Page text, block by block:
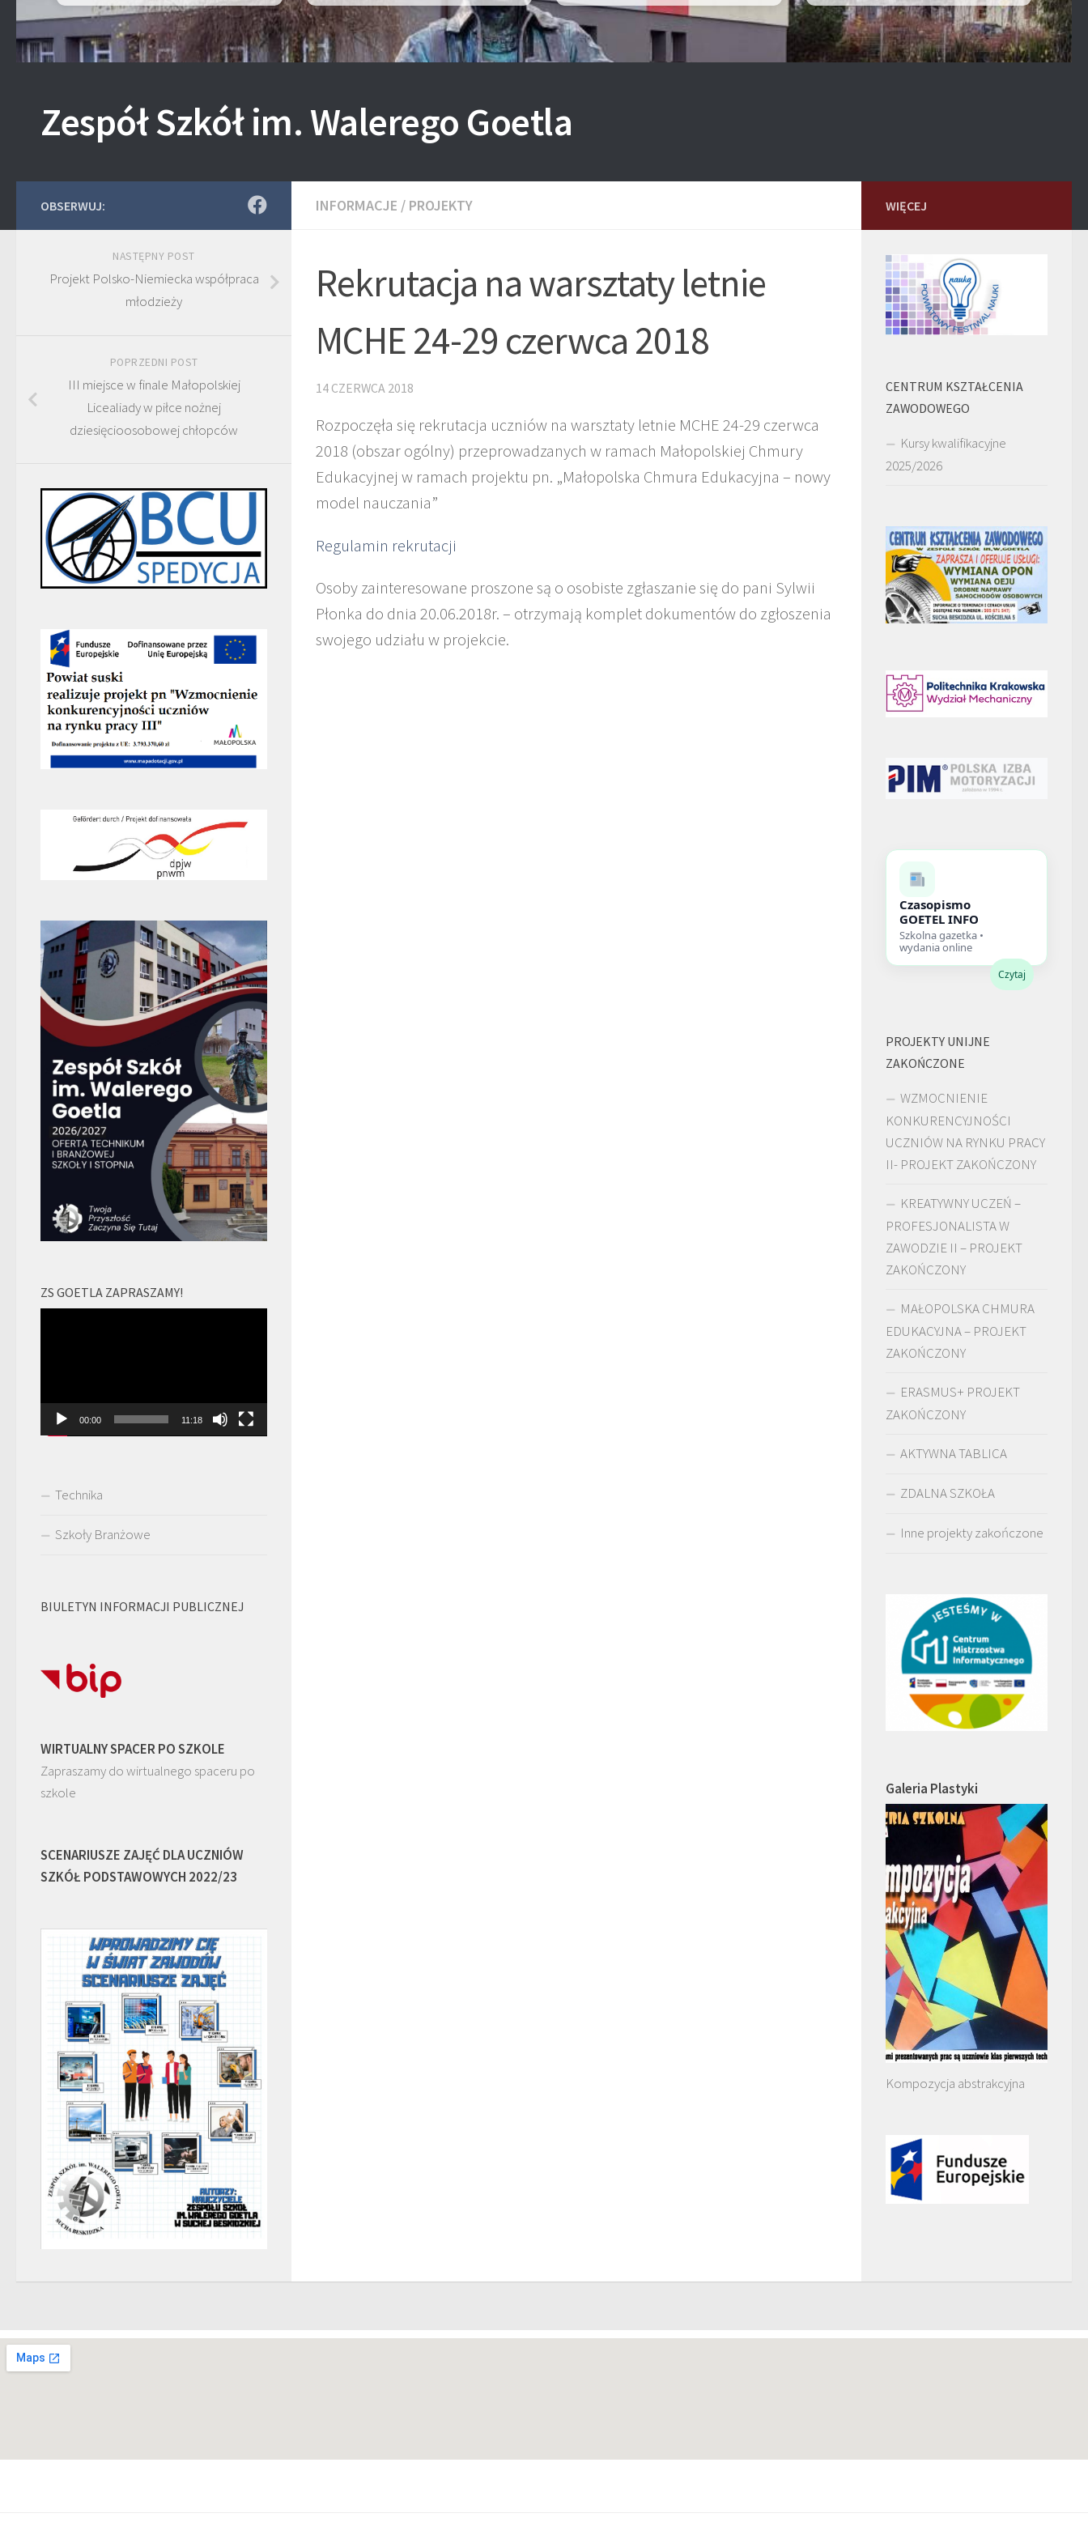
Zespół Szkół im. Walerego Goetla
INFORMACJE / PROJEKTY
Rekrutacja na warsztaty letnie
MCHE 24-29 czerwca 2018
14 CZERWCA 2018
Rozpoczęła się rekrutacja uczniów na warsztaty letnie MCHE 24-29 czerwca
2018 (obszar ogólny) przeprowadzanych w ramach Małopolskiej Chmury
Edukacyjnej w ramach projektu pn. „Małopolska Chmura Edukacyjna – nowy
model nauczania”
Regulamin rekrutacji
Osoby zainteresowane proszone są o osobiste zgłaszanie się do pani Sylwii
Płonka do dnia 20.06.2018r. – otrzymają komplet dokumentów do zgłoszenia
swojego udziału w projekcie.
OBSERWUJ:
NASTĘPNY POST
Projekt Polsko-Niemiecka współpraca
młodzieży
POPRZEDNI POST
III miejsce w finale Małopolskiej
Licealiady w piłce nożnej
dziesięcioosobowej chłopców
ZS GOETLA ZAPRASZAMY!
00:00 11:18
Technika
Szkoły Branżowe
BIULETYN INFORMACJI PUBLICZNEJ
WIRTUALNY SPACER PO SZKOLE
Zapraszamy do wirtualnego spaceru po
szkole
SCENARIUSZE ZAJĘĆ DLA UCZNIÓW
SZKÓŁ PODSTAWOWYCH 2022/23
WIĘCEJ
CENTRUM KSZTAŁCENIA
ZAWODOWEGO
Kursy kwalifikacyjne
2025/2026
Czasopismo
GOETEL INFO
Szkolna gazetka •
wydania online
Czytaj
PROJEKTY UNIJNE
ZAKOŃCZONE
WZMOCNIENIE
KONKURENCYJNOŚCI
UCZNIÓW NA RYNKU PRACY
II- PROJEKT ZAKOŃCZONY
KREATYWNY UCZEŃ –
PROFESJONALISTA W
ZAWODZIE II – PROJEKT
ZAKOŃCZONY
MAŁOPOLSKA CHMURA
EDUKACYJNA – PROJEKT
ZAKOŃCZONY
ERASMUS+ PROJEKT
ZAKOŃCZONY
AKTYWNA TABLICA
ZDALNA SZKOŁA
Inne projekty zakończone
Galeria Plastyki
Kompozycja abstrakcyjna